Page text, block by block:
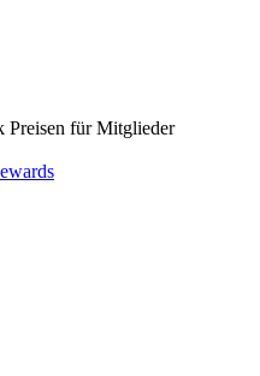
Preisen für Mitglieder